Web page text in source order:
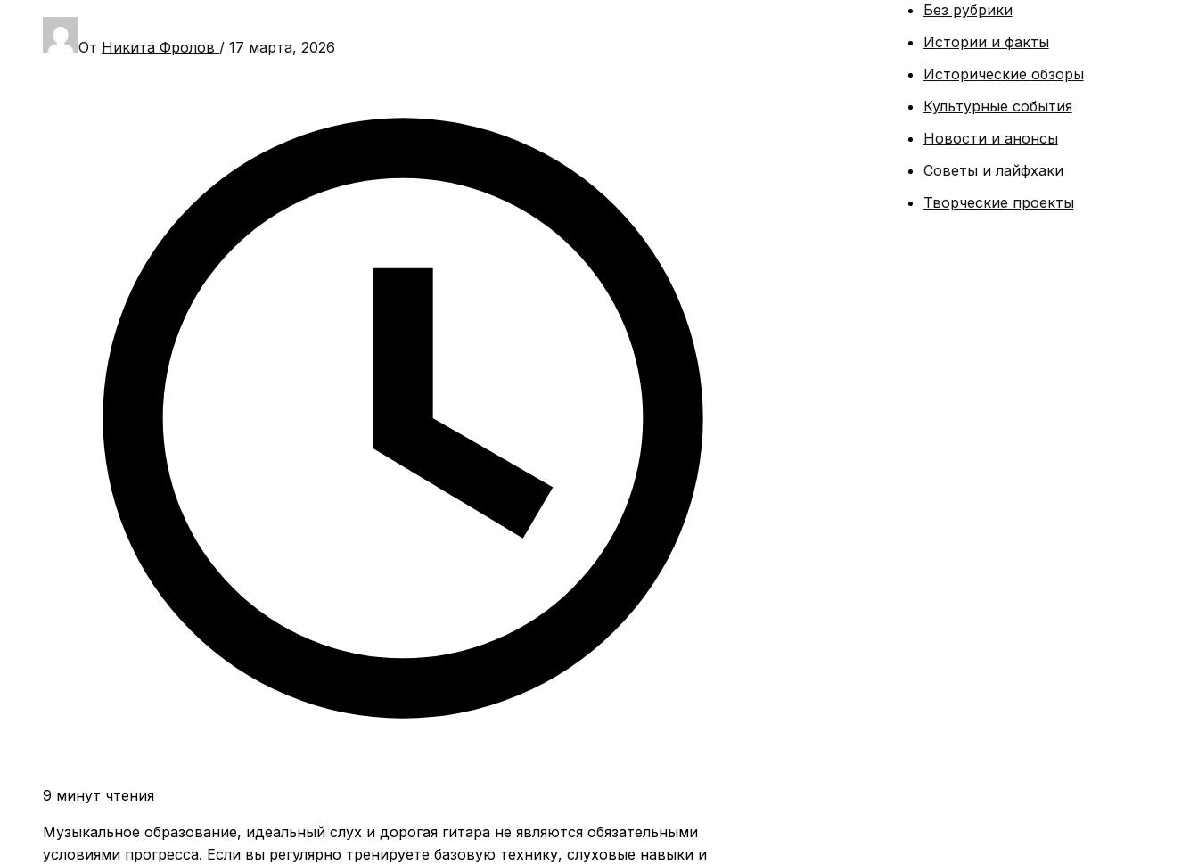
От Никита Фролов / 17 марта, 2026
9 минут чтения
Музыкальное образование, идеальный слух и дорогая гитара не являются обязательными
условиями прогресса. Если вы регулярно тренируете базовую технику, слуховые навыки и
Без рубрики
Истории и факты
Исторические обзоры
Культурные события
Новости и анонсы
Советы и лайфхаки
Творческие проекты